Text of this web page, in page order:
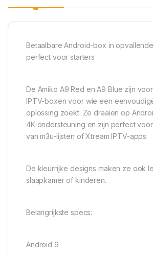
Betaalbare Android-box in
perfect voor starters
De Amiko A9 Red en A9 Blue zijn
IPTV-boxen voor wie een
oplossing zoekt. Ze draaien op
4K-ondersteuning en zijn perfect
van m3u-lijsten of Xtream IPTV-apps.
De kleurrijke designs maken ze ook
slaapkamer of kinderen.
Belangrijkste specs:
Android 9